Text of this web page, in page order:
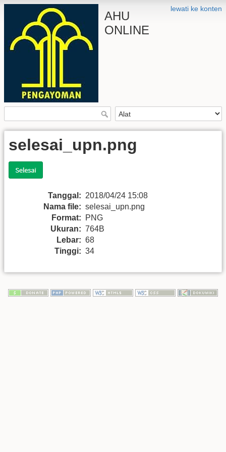
lewati ke konten
AHU
ONLINE
selesai_upn.png
Tanggal: 2018/04/24 15:08
Nama file: selesai_upn.png
Format:
PNG
Ukuran: 764B
Lebar: 68
Tinggi: 34